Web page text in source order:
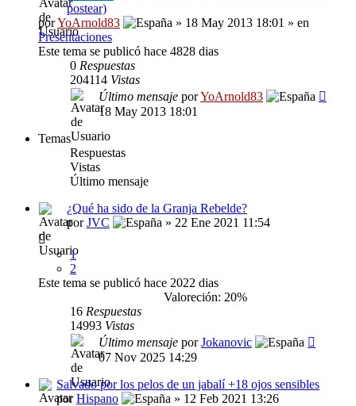
postear)
porYoArnold83
» 18 May 2013 18:01 » en
Presentaciones
Este tema se publicó hace 4828 dias
0 Respuestas
204114 Vistas
Último mensaje porYoArnold83
18 May 2013 18:01
Temas
Respuestas
Vistas
Último mensaje
¿Qué ha sido de la Granja Rebelde?
porJVC » 22 Ene 2021 11:54
1
2
Este tema se publicó hace 2022 dias
Valoreción: 20%
16 Respuestas
14993 Vistas
Último mensaje porJokanovic
07 Nov 2025 14:29
Salvado por los pelos de un jabalí +18 ojos sensibles
porHispano
» 12 Feb 2021 13:26